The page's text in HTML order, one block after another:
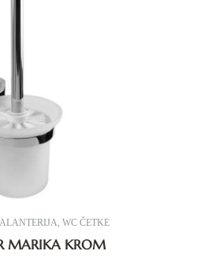
, WC ČETKE
MARIKA KROM